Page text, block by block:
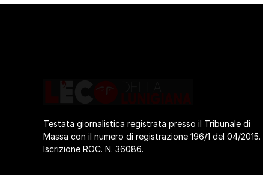
Testata giornalistica registrata presso il Tribunale di
Massa con il numero di registrazione 196/1 del 04/2015.
Iscrizione ROC. N. 36086.